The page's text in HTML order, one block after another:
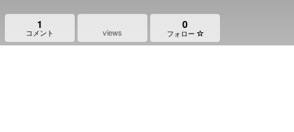
1
コメント views
0
フォロー